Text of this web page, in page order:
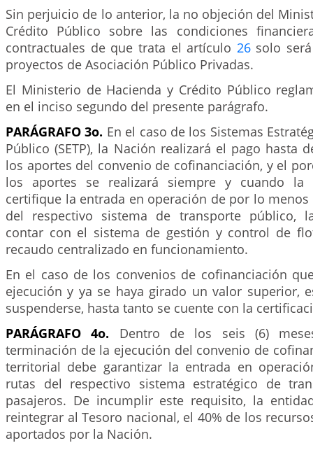
Sin perjuicio de lo anterior, la no objeción del
Crédito Público sobre las condiciones
contractuales de que trata el artículo 26solo
proyectos de Asociación Público Privadas.
El Ministerio de Hacienda y Crédito Público
en el inciso segundo del presente parágrafo.
PARÁGRAFO 3o. En el caso de los Sistemas
Público (SETP), la Nación realizará el pago hasta
los aportes del convenio de cofinanciación, y el
los aportes se realizará siempre y cuando la
certifique la entrada en operación de por lo menos
del respectivo sistema de transporte público,
contar con el sistema de gestión y control de
recaudo centralizado en funcionamiento.
En el caso de los convenios de cofinanciación
ejecución y ya se haya girado un valor superior,
suspenderse, hasta tanto se cuente con la
PARÁGRAFO 4o. Dentro de los seis (6)
terminación de la ejecución del convenio de
territorial debe garantizar la entrada en
rutas del respectivo sistema estratégico de
pasajeros. De incumplir este requisito, la
reintegrar al Tesoro nacional, el 40% de los
aportados por la Nación.